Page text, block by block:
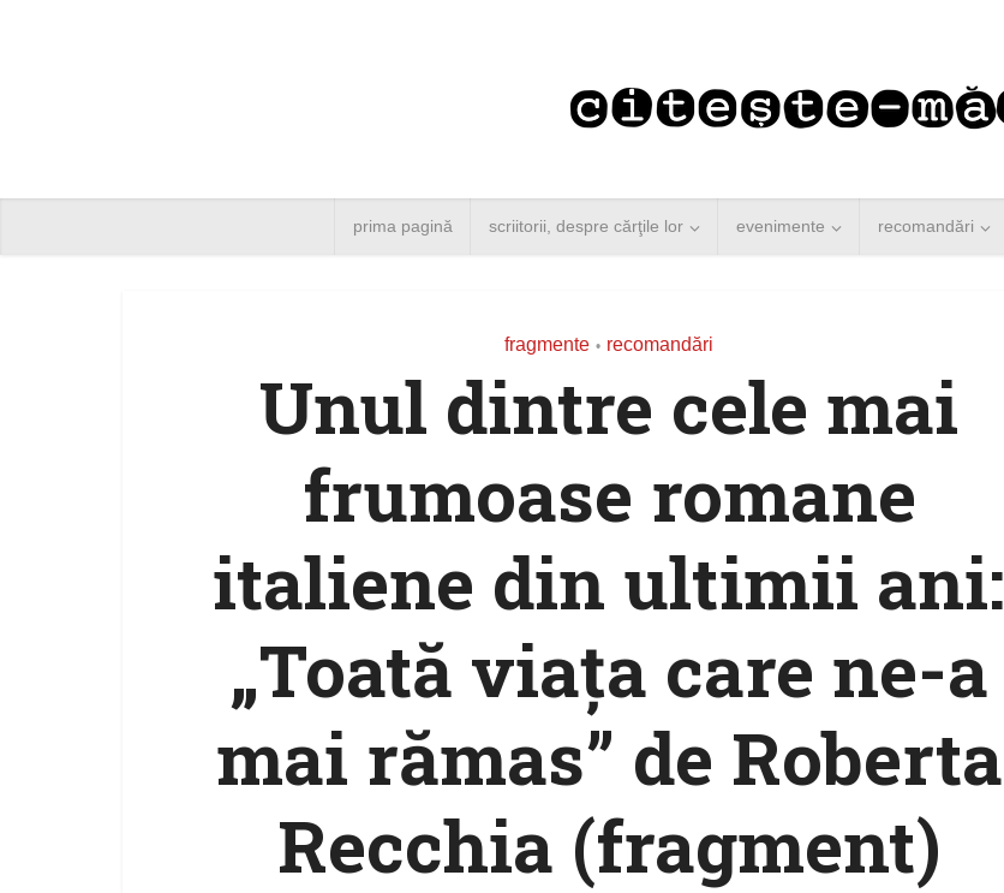
prima pagină scriitorii, despre cărţile lor evenimente recomandări
fragmente • recomandări
Unul dintre cele mai
frumoase romane
italiene din ultimii ani:
„Toată viața care ne-a
mai rămas” de Roberta
Recchia (fragment)